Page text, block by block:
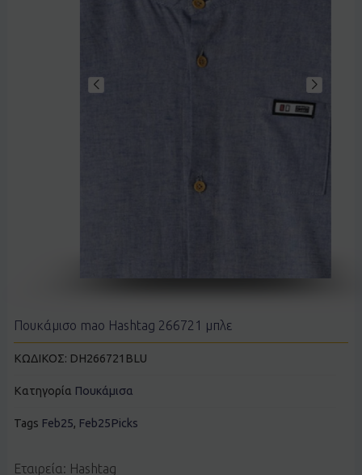
Πουκάμισο mao Hashtag 266721 μπλε
ΚΩΔΙΚΟΣ: DH266721BLU
Κατηγορία Πουκάμισα
Tags Feb25, Feb25Picks
Εταιρεία: Hashtag